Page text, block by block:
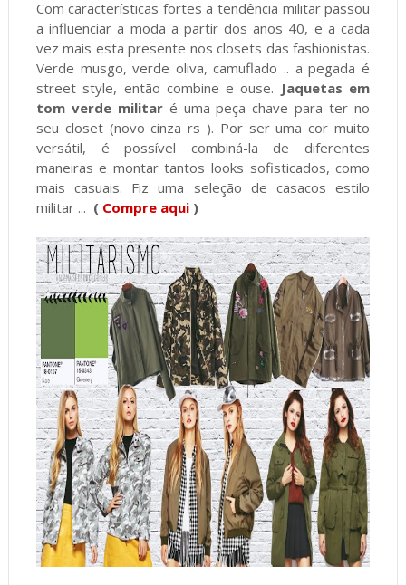
Com características fortes a tendência militar passou
a influenciar a moda a partir dos anos 40, e a cada
vez mais esta presente nos closets das fashionistas.
Verde musgo, verde oliva, camuflado .. a pegada é
street style, então combine e ouse. Jaquetas em
tom verde militaré uma peça chave para ter no
seu closet (novo cinza rs ). Por ser uma cor muito
versátil, é possível combiná-la de diferentes
maneiras e montar tantos looks sofisticados, como
mais casuais. Fiz uma seleção de casacos estilo
militar ... ( Compre aqui )